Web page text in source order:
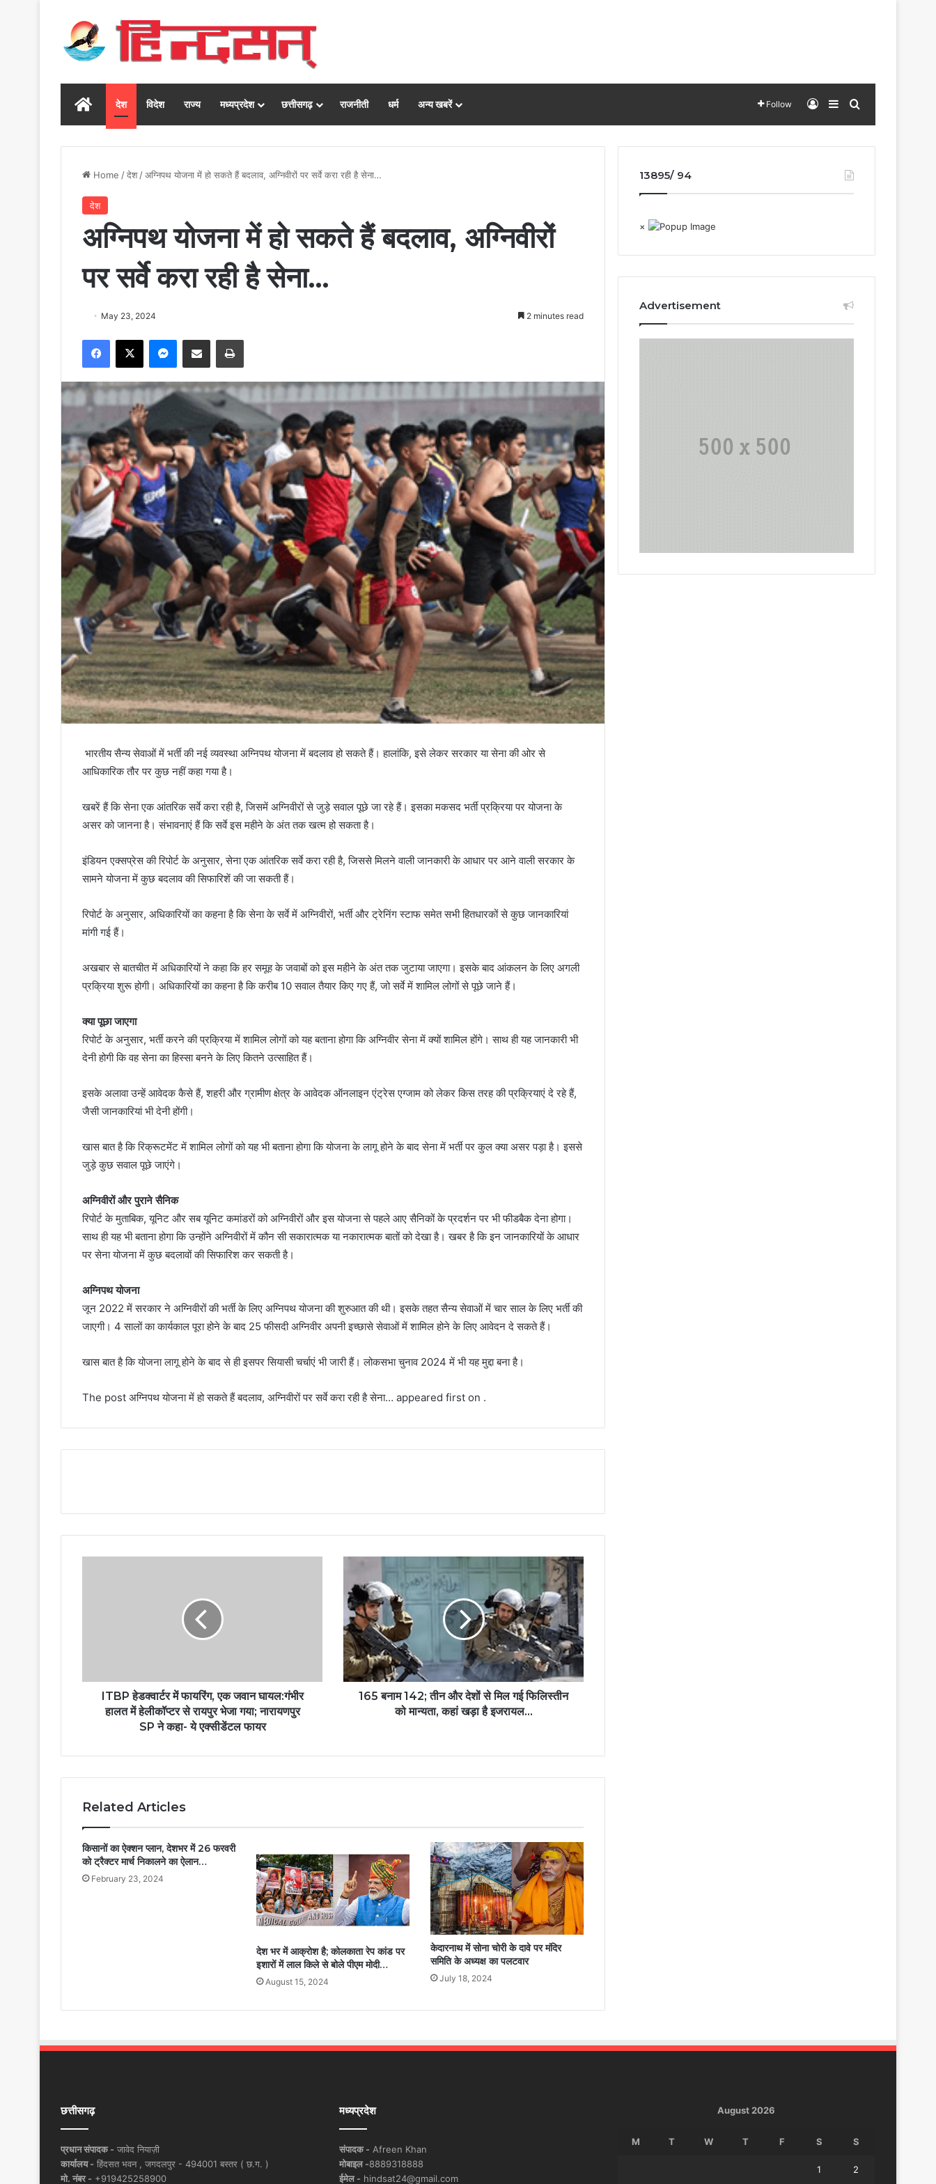
Homeदेश विदेश राज्य मध्यप्रदेश छत्तीसगढ़ राजनीती धर्म अन्य खबरें Follow Log InSidebarSearch for
Home /देश/अग्निपथ योजना में हो सकते हैं बदलाव, अग्निवीरों पर सर्वे करा रही है सेना…
देश
अग्निपथ योजना में हो सकते हैं बदलाव, अग्निवीरों
पर सर्वे करा रही है सेना…
May 23, 2024 2 minutes read
Facebook
X Messenger
Share via Email Print
भारतीय सैन्य सेवाओं में भर्ती की नई व्यवस्था अग्निपथ योजना में बदलाव हो सकते हैं। हालांकि, इसे लेकर सरकार या सेना की ओर से
आधिकारिक तौर पर कुछ नहीं कहा गया है।
खबरें हैं कि सेना एक आंतरिक सर्वे करा रही है, जिसमें अग्निवीरों से जुड़े सवाल पूछे जा रहे हैं। इसका मकसद भर्ती प्रक्रिया पर योजना के
असर को जानना है। संभावनाएं हैं कि सर्वे इस महीने के अंत तक खत्म हो सकता है।
इंडियन एक्सप्रेस की रिपोर्ट के अनुसार, सेना एक आंतरिक सर्वे करा रही है, जिससे मिलने वाली जानकारी के आधार पर आने वाली सरकार के
सामने योजना में कुछ बदलाव की सिफारिशें की जा सकती हैं।
रिपोर्ट के अनुसार, अधिकारियों का कहना है कि सेना के सर्वे में अग्निवीरों, भर्ती और ट्रेनिंग स्टाफ समेत सभी हितधारकों से कुछ जानकारियां
मांगी गई हैं।
अखबार से बातचीत में अधिकारियों ने कहा कि हर समूह के जवाबों को इस महीने के अंत तक जुटाया जाएगा। इसके बाद आंकलन के लिए अगली
प्रक्रिया शुरू होगी। अधिकारियों का कहना है कि करीब 10 सवाल तैयार किए गए हैं, जो सर्वे में शामिल लोगों से पूछे जाने हैं।
क्या पूछा जाएगा
रिपोर्ट के अनुसार, भर्ती करने की प्रक्रिया में शामिल लोगों को यह बताना होगा कि अग्निवीर सेना में क्यों शामिल होंगे। साथ ही यह जानकारी भी
देनी होगी कि वह सेना का हिस्सा बनने के लिए कितने उत्साहित हैं।
इसके अलावा उन्हें आवेदक कैसे हैं, शहरी और ग्रामीण क्षेत्र के आवेदक ऑनलाइन एंट्रेस एग्जाम को लेकर किस तरह की प्रक्रियाएं दे रहे हैं,
जैसी जानकारियां भी देनी होंगी।
खास बात है कि रिक्रूटमेंट में शामिल लोगों को यह भी बताना होगा कि योजना के लागू होने के बाद सेना में भर्ती पर कुल क्या असर पड़ा है। इससे
जुड़े कुछ सवाल पूछे जाएंगे।
अग्निवीरों और पुराने सैनिक
रिपोर्ट के मुताबिक, यूनिट और सब यूनिट कमांडरों को अग्निवीरों और इस योजना से पहले आए सैनिकों के प्रदर्शन पर भी फीडबैक देना होगा।
साथ ही यह भी बताना होगा कि उन्होंने अग्निवीरों में कौन सी सकारात्मक या नकारात्मक बातों को देखा है। खबर है कि इन जानकारियों के आधार
पर सेना योजना में कुछ बदलावों की सिफारिश कर सकती है।
अग्निपथ योजना
जून 2022 में सरकार ने अग्निवीरों की भर्ती के लिए अग्निपथ योजना की शुरुआत की थी। इसके तहत सैन्य सेवाओं में चार साल के लिए भर्ती की
जाएगी। 4 सालों का कार्यकाल पूरा होने के बाद 25 फीसदी अग्निवीर अपनी इच्छासे सेवाओं में शामिल होने के लिए आवेदन दे सकते हैं।
खास बात है कि योजना लागू होने के बाद से ही इसपर सियासी चर्चाएं भी जारी हैं। लोकसभा चुनाव 2024 में भी यह मुद्दा बना है।
The post अग्निपथ योजना में हो सकते हैं बदलाव, अग्निवीरों पर सर्वे करा रही है सेना… appeared first on .
ITBP हेडक्वार्टर में फायरिंग, एक जवान घायल:गंभीर
हालत में हेलीकॉप्टर से रायपुर भेजा गया; नारायणपुर
SP ने कहा- ये एक्सीडेंटल फायर
165 बनाम 142; तीन और देशों से मिल गई फिलिस्तीन
को मान्यता, कहां खड़ा है इजरायल…
Related Articles
किसानों का ऐक्शन प्लान, देशभर में 26 फरवरी
को ट्रैक्टर मार्च निकालने का ऐलान…
February 23, 2024
देश भर में आक्रोश है; कोलकाता रेप कांड पर
इशारों में लाल किले से बोले पीएम मोदी…
August 15, 2024
केदारनाथ में सोना चोरी के दावे पर मंदिर
समिति के अध्यक्ष का पलटवार
July 18, 2024
13895/ 94
×
Advertisement
छत्तीसगढ़
प्रधान संपादक - जावेद नियाज़ी
कार्यालय - हिंदसत भवन , जगदलपुर - 494001 बस्तर ( छ.ग. )
मो. नंबर - +919425258900
मध्यप्रदेश
संपादक - Afreen Khan
मोबाइल -8889318888
ईमेल - hindsat24@gmail.com
August 2026
M T W T F S S
1 2